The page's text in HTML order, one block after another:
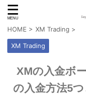
HOME > XM Trading >
XM Trading
XMの入金ボ
の入金方法5